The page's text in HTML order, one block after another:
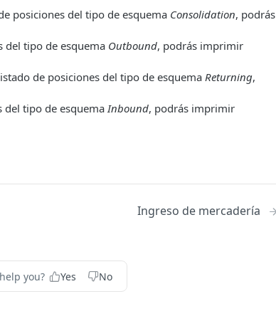
posiciones del tipo de esquema Consolidation, podrás
del tipo de esquema Outbound, podrás imprimir
de posiciones del tipo de esquemaReturning,
del tipo de esquemaInbound, podrás imprimir
Ingreso de mercadería
you? Yes No